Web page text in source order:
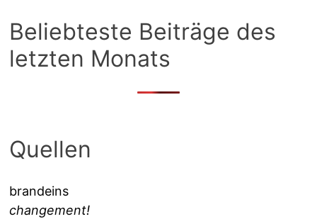
Beliebteste Beiträge des
letzten Monats
Quellen
brandeins
changement!